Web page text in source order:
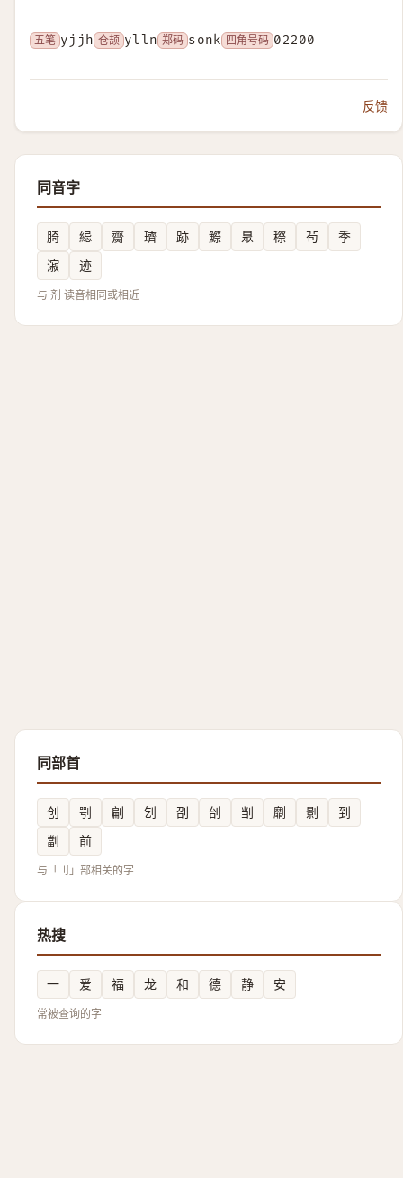
五笔 yjjh 仓颉 ylln 郑码 sonk 四角号码 02200
反馈
同音字
䐀 䋟 齌 璾 跡 鰶 臮 穄 茍
季
漃
迹
与 剂 读音相同或相近
同部首
创 㓵 㓲 刉 刟 刣 㓥 劘 㔀
到
劏
前
与「刂」部相关的字
热搜
一 爱 福 龙 和 德 静 安
常被查询的字